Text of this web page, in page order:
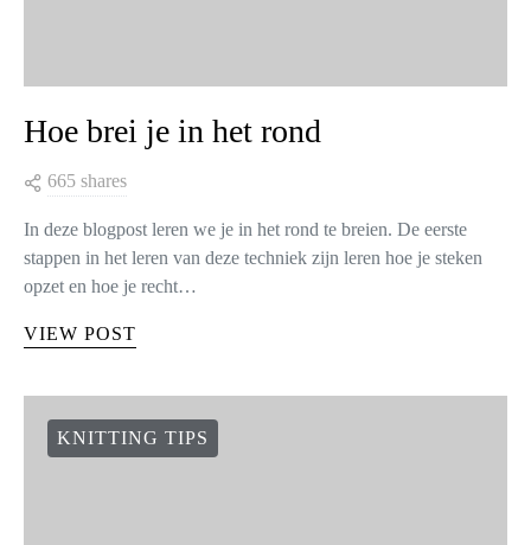
Hoe brei je in het rond
665 shares
In deze blogpost leren we je in het rond te breien. De eerste
stappen in het leren van deze techniek zijn leren hoe je steken
opzet en hoe je recht…
VIEW POST
KNITTING TIPS